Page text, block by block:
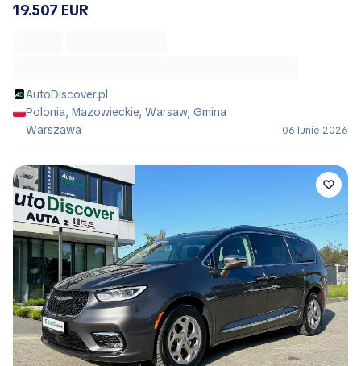
19.507 EUR
AutoDiscover.pl
Polonia, Mazowieckie, Warsaw, Gmina
Warszawa
06 Iunie 2026